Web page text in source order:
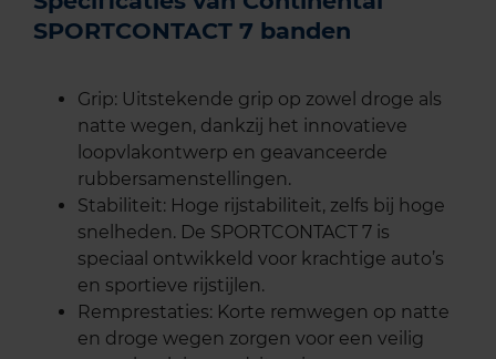
SPORTCONTACT 7 banden
Grip: Uitstekende grip op zowel droge als
natte wegen, dankzij het innovatieve
loopvlakontwerp en geavanceerde
rubbersamenstellingen.
Stabiliteit: Hoge rijstabiliteit, zelfs bij hoge
snelheden. De SPORTCONTACT 7 is
speciaal ontwikkeld voor krachtige auto’s
en sportieve rijstijlen.
Remprestaties: Korte remwegen op natte
en droge wegen zorgen voor een veilig